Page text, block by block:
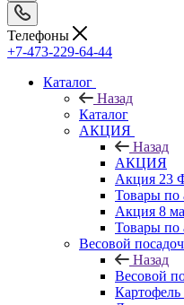
Телефоны
+7-473-229-64-44
Каталог
Назад
Каталог
АКЦИЯ
Назад
АКЦИЯ
Акция 23
Товары по
Акция 8
Товары по
Весовой
Назад
Весовой